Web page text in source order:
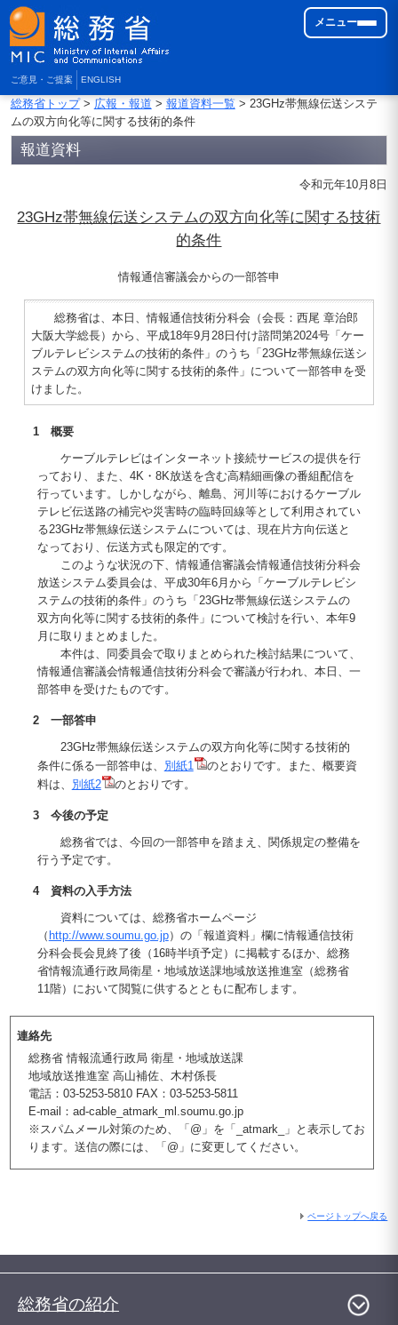
ご意見・ご提案 ENGLISH
メニュー
総務省トップ> 広報・報道 > 報道資料一覧> 23GHz帯無線伝送システ
ムの双方向化等に関する技術的条件
報道資料
令和元年10月8日
23GHz帯無線伝送システムの双方向化等に関する技術
的条件
情報通信審議会からの一部答申
総務省は、本日、情報通信技術分科会（会長：西尾 章治郎
大阪大学総長）から、平成18年9月28日付け諮問第2024号「ケー
ブルテレビシステムの技術的条件」のうち「23GHz帯無線伝送シ
ステムの双方向化等に関する技術的条件」について一部答申を受
けました。
1 概要
ケーブルテレビはインターネット接続サービスの提供を行
っており、また、4K・8K放送を含む高精細画像の番組配信を
行っています。しかしながら、離島、河川等におけるケーブル
テレビ伝送路の補完や災害時の臨時回線等として利用されてい
る23GHz帯無線伝送システムについては、現在片方向伝送と
なっており、伝送方式も限定的です。
このような状況の下、情報通信審議会情報通信技術分科会
放送システム委員会は、平成30年6月から「ケーブルテレビシ
ステムの技術的条件」のうち「23GHz帯無線伝送システムの
双方向化等に関する技術的条件」について検討を行い、本年9
月に取りまとめました。
本件は、同委員会で取りまとめられた検討結果について、
情報通信審議会情報通信技術分科会で審議が行われ、本日、一
部答申を受けたものです。
2 一部答申
23GHz帯無線伝送システムの双方向化等に関する技術的
条件に係る一部答申は、 別紙1
のとおりです。また、概要資
料は、 別紙2 のとおりです。
3 今後の予定
総務省では、今回の一部答申を踏まえ、関係規定の整備を
行う予定です。
4 資料の入手方法
資料については、総務省ホームページ
（ http://www.soumu.go.jp）の「報道資料」欄に情報通信技術
分科会長会見終了後（16時半頃予定）に掲載するほか、総務
省情報流通行政局衛星・地域放送課地域放送推進室（総務省
11階）において閲覧に供するとともに配布します。
連絡先
総務省 情報流通行政局 衛星・地域放送課
地域放送推進室 高山補佐、木村係長
電話：03-5253-5810 FAX：03-5253-5811
E-mail：ad-cable_atmark_ml.soumu.go.jp
※スパムメール対策のため、「@」を「_atmark_」と表示してお
ります。送信の際には、「@」に変更してください。
ページトップへ戻る
総務省の紹介